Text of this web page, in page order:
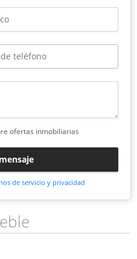
ofertas inmobiliarias
de servicio y privacidad